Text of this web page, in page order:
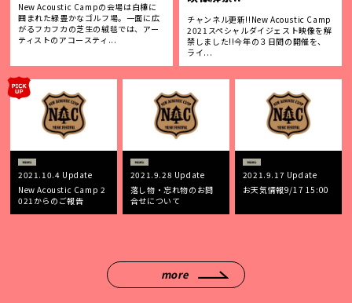
New Acoustic Campの会場は白樺に
囲まれた緑豊かなゴルフ場。一面に広
がるフカフカの芝生の絨毯では、アー
ティストのアコースティ...
チャンネル更新!!New Acoustic Camp
2021スペシャルダイジェスト映像を解
禁しました!!今年の３日間の開催を、
ライ...
2021.10.4 Update
New Acoustic Camp 2
021からのご報告
2021.9.28 Update
落し物・忘れ物のお問
合せについて
2021.9.17 Update
お天気情報9/17 15:00
more